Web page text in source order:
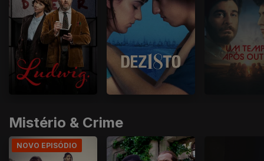
Mistério & Crime
NOVO EPISÓDIO